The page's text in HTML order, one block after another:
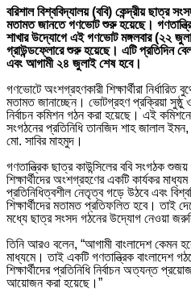
বরিশাল বিশ্ববিদ্যালয় (ববি) কেন্দ্রীয় ছাত্র
মতামত জানতে গণভোট শুরু হয়েছে।
শাখার উদ্যোগে এই গণভোট মঙ্গলবার (২২
গ্রাউন্ডফ্লোরে শুরু হয়েছে। এটি প্রতিদিন
এবং আগামী ২৪ জুলাই শেষ হবে।
গণভোটে অংশগ্রহণকারী শিক্ষার্থীরা নির্ধারিত
মতামত জানাচ্ছেন। ভোটগ্রহণ প্রক্রিয়া সুষ্ঠু
নির্বাচন কমিশন গঠন করা হয়েছে। এই
সংগঠনের প্রতিনিধি তানজিদ শাহ জালাল
মো. সাবির মাহমুদ।
গণতান্ত্রিক ছাত্র কাউন্সিলের ববি সংগঠক
শিক্ষার্থীদের অংশগ্রহণের একটি কার্যকর
প্রতিনিধিত্বশীল নেতৃত্ব গড়ে উঠবে এবং
শিক্ষার্থীদের মতামত প্রতিফলিত হবে। তাই
মধ্যে ছাত্র সংসদ গঠনের উদ্যোগ নেওয়া
তিনি আরও বলেন, “আগামী বাংলাদেশ কেমন
মাধ্যমে। তাই একটি গণতান্ত্রিক বাংলাদেশ
শিক্ষার্থীদের প্রতিনিধি নির্বাচন অত্যন্ত
আয়োজন করা হয়েছে।”